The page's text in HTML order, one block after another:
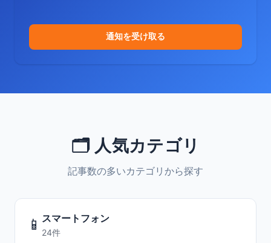
通知を受け取る
🗂️ 人気カテゴリ
記事数の多いカテゴリから探す
📱 スマートフォン
24件